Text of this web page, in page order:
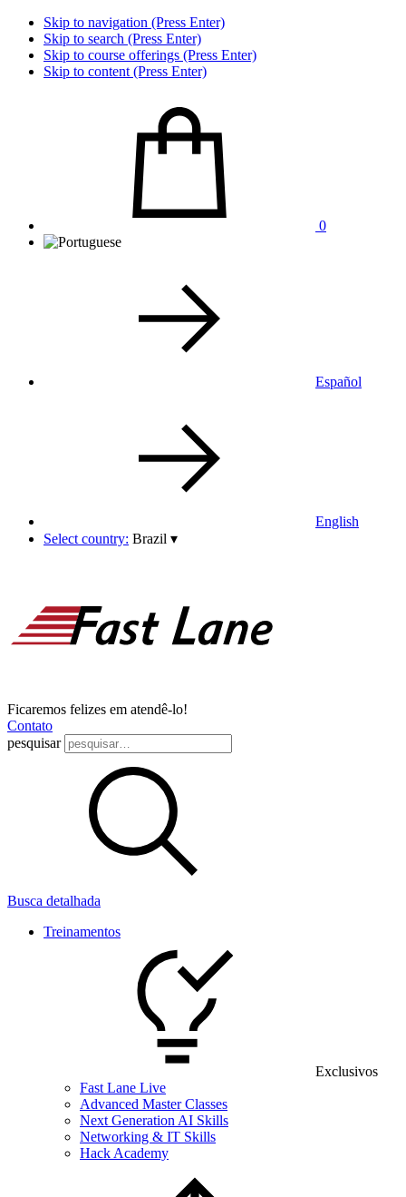
Skip to navigation (Press Enter)
Skip to search (Press Enter)
Skip to course offerings (Press Enter)
Skip to content (Press Enter)
0
Español
English
Select country: Brazil ▾
Ficaremos felizes em atendê-lo!
Contato
pesquisar
Busca detalhada
Treinamentos
Exclusivos
Fast Lane Live
Advanced Master Classes
Next Generation AI Skills
Networking & IT Skills
Hack Academy